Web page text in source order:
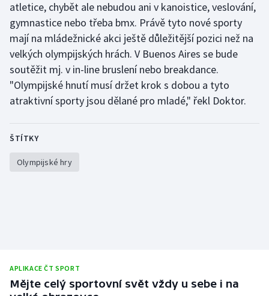
Stolní tenis
Triatlon
Veslování
Vodní slalom
Volejbal
Ostatní
atletice, chybět ale nebudou ani v kanoistice, veslování,
gymnastice nebo třeba bmx. Právě tyto nové sporty
mají na mládežnické akci ještě důležitější pozici než na
velkých olympijských hrách. V Buenos Aires se bude
soutěžit mj. v in-line bruslení nebo breakdance.
"Olympijské hnutí musí držet krok s dobou a tyto
atraktivní sporty jsou dělané pro mladé," řekl Doktor.
ŠTÍTKY
Olympijské hry
APLIKACE ČT SPORT
Mějte celý sportovní svět vždy u sebe i na